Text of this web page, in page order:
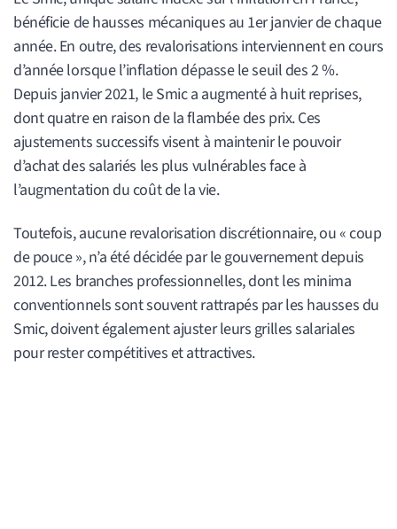
bénéficie de hausses mécaniques au 1er janvier de chaque
année. En outre, des revalorisations interviennent en cours
d’année lorsque l’inflation dépasse le seuil des 2 %.
Depuis janvier 2021, le Smic a augmenté à huit reprises,
dont quatre en raison de la flambée des prix. Ces
ajustements successifs visent à maintenir le pouvoir
d’achat des salariés les plus vulnérables face à
l’augmentation du coût de la vie.
Toutefois, aucune revalorisation discrétionnaire, ou « coup
de pouce », n’a été décidée par le gouvernement depuis
2012. Les branches professionnelles, dont les minima
conventionnels sont souvent rattrapés par les hausses du
Smic, doivent également ajuster leurs grilles salariales
pour rester compétitives et attractives.